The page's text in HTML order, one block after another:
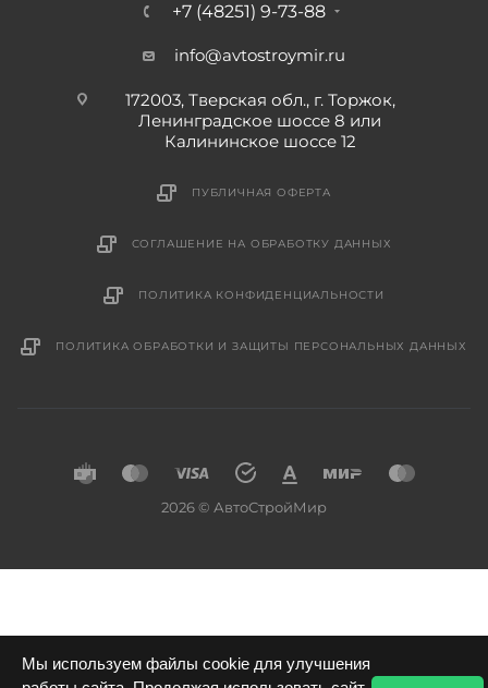
+7 (48251) 9-73-88
info@avtostroymir.ru
172003, Тверская обл., г. Торжок,
Ленинградское шоссе 8 или
Калининское шоссе 12
ПУБЛИЧНАЯ ОФЕРТА
СОГЛАШЕНИЕ НА ОБРАБОТКУ ДАННЫХ
ПОЛИТИКА КОНФИДЕНЦИАЛЬНОСТИ
ПОЛИТИКА ОБРАБОТКИ И ЗАЩИТЫ ПЕРСОНАЛЬНЫХ ДАННЫХ
2026 © АвтоСтройМир
Мы используем файлы cookie для улучшения